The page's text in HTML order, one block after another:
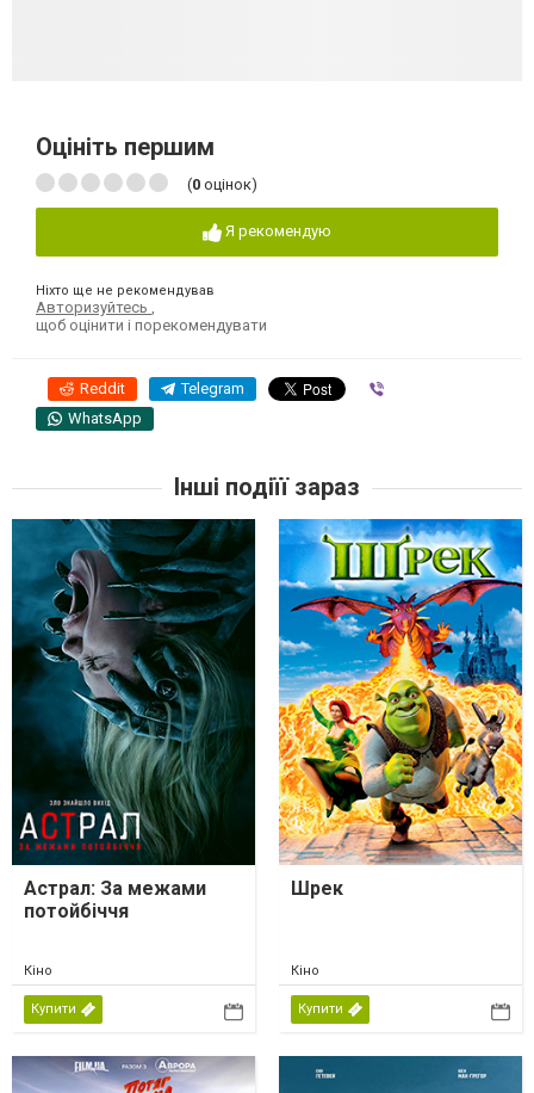
Оцініть першим
(0 оцінок)
Я рекомендую
Ніхто ще не рекомендував
Авторизуйтесь
щоб оцінити і порекомендувати
Reddit Telegram
WhatsApp
Інші подіїї зараз
Астрал: За межами
потойбіччя
Кіно
Купити
Шрек
Кіно
Купити